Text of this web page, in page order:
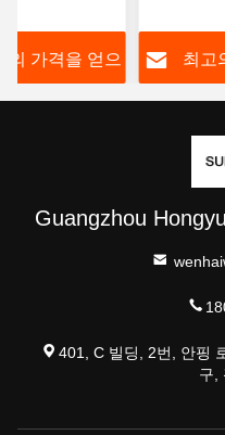
TV
의 가격을 얻으
최고
Guangzhou
401, C 빌딩, 2번, 안핑
구,